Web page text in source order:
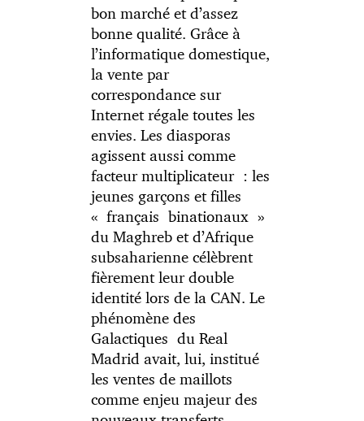
bon marché et d’assez
bonne qualité. Grâce à
l’informatique domestique,
la vente par
correspondance sur
Internet régale toutes les
envies. Les diasporas
agissent aussi comme
facteur multiplicateur : les
jeunes garçons et filles
« français binationaux »
du Maghreb et d’Afrique
subsaharienne célèbrent
fièrement leur double
identité lors de la CAN. Le
phénomène des
Galactiques du Real
Madrid avait, lui, institué
les ventes de maillots
comme enjeu majeur des